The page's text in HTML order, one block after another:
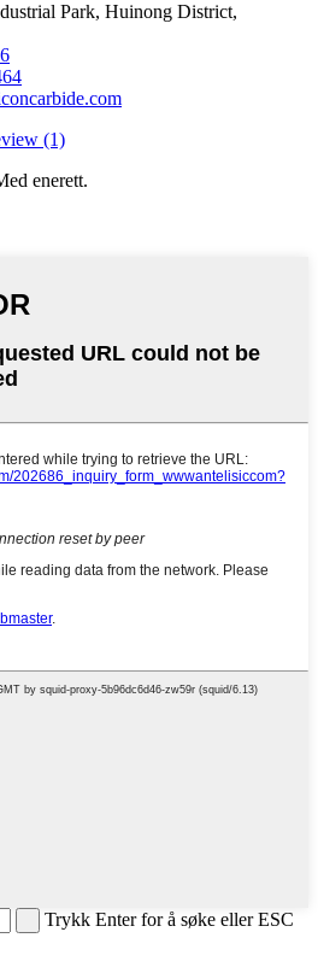
Park, Huinong District,
enerett.
Trykk Enter for å søke eller ESC